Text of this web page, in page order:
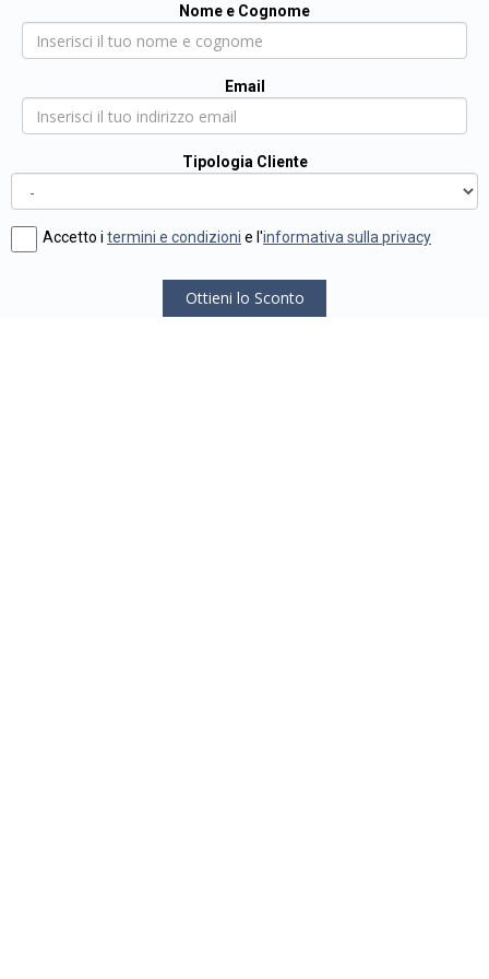
Nome e Cognome
Email
Tipologia Cliente
Accetto i termini e condizioni e l'informativa sulla privacy
Ottieni lo Sconto